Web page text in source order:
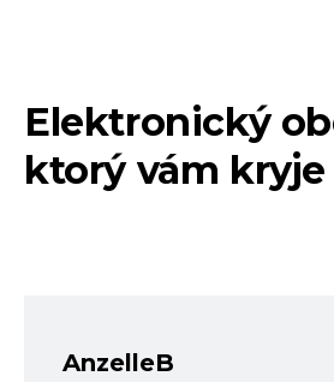
Elektronický
ktorý vám
AnzelleB